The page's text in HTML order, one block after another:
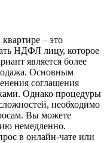
– это
НДФЛ лицу, которое
является более
Основным
соглашения
Однако процедуры
необходимо
Вы можете
немедленно.
в онлайн-чате или